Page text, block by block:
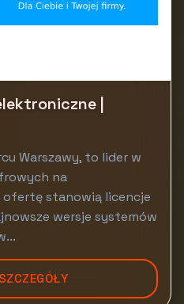
|
Warszawy, to lider w
na
ofertę stanowią licencje
wersje systemów